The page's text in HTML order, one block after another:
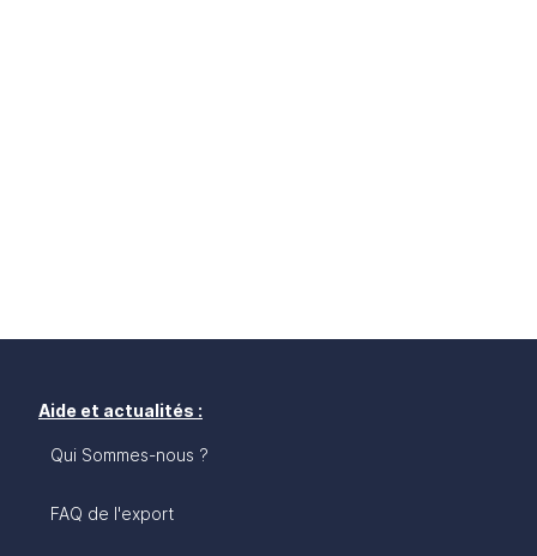
Aide et actualités :
Qui Sommes-nous ?
FAQ de l'export